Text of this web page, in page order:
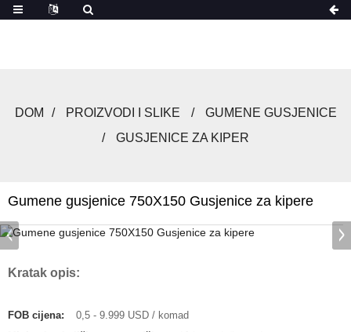
DOM PROIZVODI I SLIKE
GUMENE GUSJENICE
GUSJENICE ZA KIPER
Gumene gusjenice 750X150 Gusjenice za kipere
Kratak opis:
FOB cijena:
0,5 - 9.999 USD / komad